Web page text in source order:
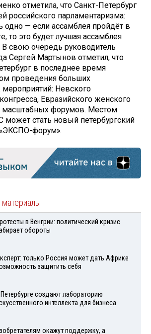
отметила, что Санкт-Петербург
российского парламентаризма:
одно — если ассамблея пройдёт в
то это будет лучшая ассамблея
свою очередь руководитель
Сергей Мартынов отметил, что
в последнее время
проведения больших
Невского
Евразийского женского
масштабных форумов. Местом
стать новый петербургский
форум».
в Венгрии: политический кризис
обороты
только Россия может дать Африке
защитить себя
Петербурге создают лабораторию
интеллекта для бизнеса
окажут поддержку, а